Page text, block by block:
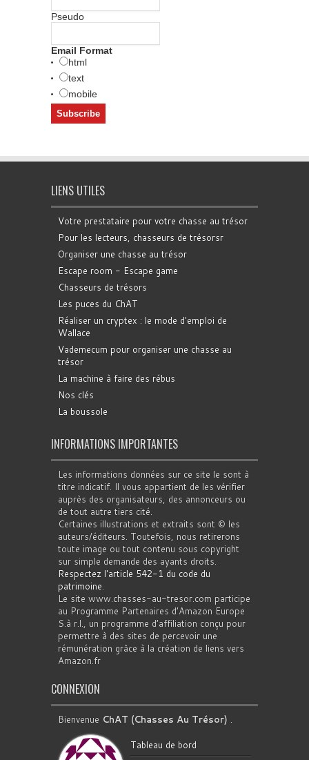
Pseudo
Email Format
html
text
mobile
LIENS UTILES
Votre prestataire pour votre chasse au trésor
Pour les lecteurs, chasseurs de trésorsr
Organiser une chasse au trésor
Escape room - Escape game
Chasseurs de trésors
Les puces du ChAT
Réaliser un cryptex : le mode d'emploi de
Wallace
Vademecum pour organiser une chasse au
trésor
La machine à faire des rébus
Nos clés
La boussole
INFORMATIONS IMPORTANTES
Les informations données sur ce site le sont à
titre indicatif. Il vous appartient de les vérifier
auprès des organisateurs, des annonceurs ou
de tout autre tiers cité.
Certaines illustrations et extraits sont © les
auteurs/éditeurs. Toutefois, nous retirerons
toute image ou tout contenu sous copyright
sur simple demande des ayants droits.
Respectez l'article 542-1 du code du
patrimoine.
Le site www.chasses-au-tresor.com participe
au Programme Partenaires d’Amazon Europe
S.à r.l., un programme d’affiliation conçu pour
permettre à des sites de percevoir une
rémunération grâce à la création de liens vers
Amazon.fr
CONNEXION
Bienvenue ChAT (Chasses Au Trésor) .
Tableau de bord